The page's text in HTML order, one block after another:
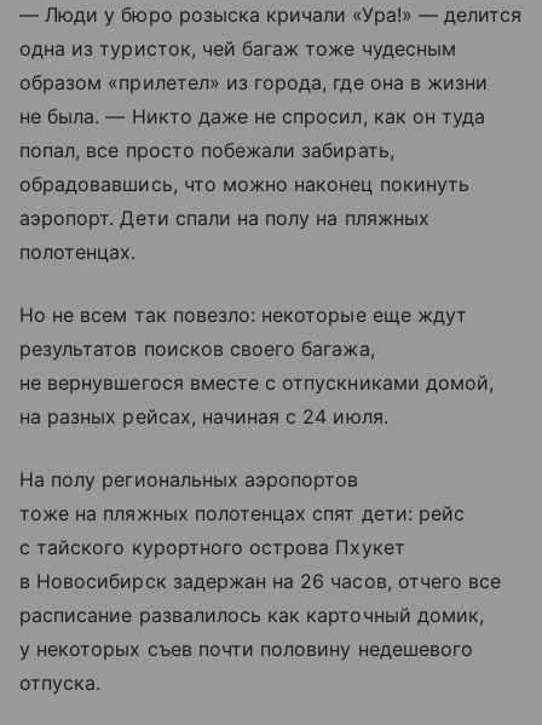
— Люди у бюро розыска кричали «Ура!» — делится
одна из туристок, чей багаж тоже чудесным
образом «прилетел» из города, где она в жизни
не была. — Никто даже не спросил, как он туда
попал, все просто побежали забирать,
обрадовавшись, что можно наконец покинуть
аэропорт. Дети спали на полу на пляжных
полотенцах.
Но не всем так повезло: некоторые еще ждут
результатов поисков своего багажа,
не вернувшегося вместе с отпускниками домой,
на разных рейсах, начиная с 24 июля.
На полу региональных аэропортов
тоже на пляжных полотенцах спят дети: рейс
с тайского курортного острова Пхукет
в Новосибирск задержан на 26 часов, отчего все
расписание развалилось как карточный домик,
у некоторых съев почти половину недешевого
отпуска.